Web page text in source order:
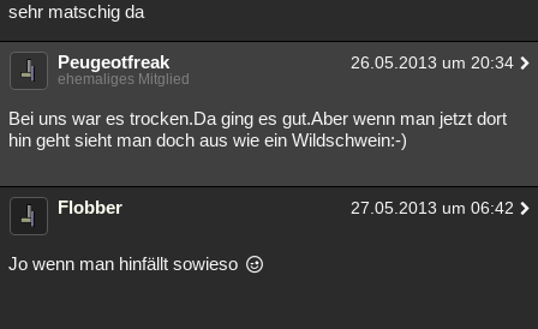
sehr matschig da
Peugeotfreak 26.05.2013 um 20:34
ehemaliges Mitglied
Bei uns war es trocken.Da ging es gut.Aber wenn man jetzt dort
hin geht sieht man doch aus wie ein Wildschwein:-)
Flobber 27.05.2013 um 06:42
Jo wenn man hinfällt sowieso